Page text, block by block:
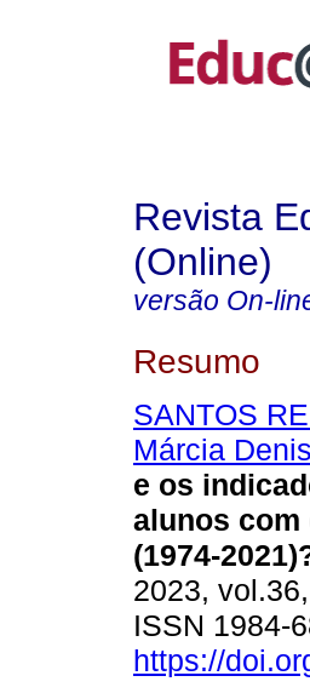
Revista
(Online)
versão On-
Resumo
SANTOS
Márcia
e os
alunos
(1974-
2023,
ISSN 1984-
https://